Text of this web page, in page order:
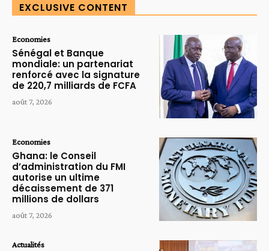
EXCLUSIVE CONTENT
Economies
Sénégal et Banque
mondiale: un partenariat
renforcé avec la signature
de 220,7 milliards de FCFA
août 7, 2026
Economies
Ghana: le Conseil
d’administration du FMI
autorise un ultime
décaissement de 371
millions de dollars
août 7, 2026
Actualités